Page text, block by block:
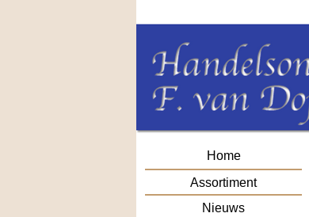
Home
Assortiment
Nieuws